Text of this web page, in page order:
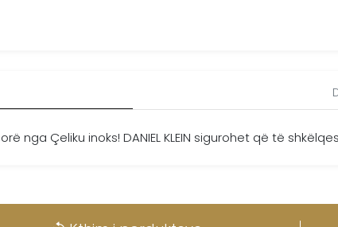
nga Çeliku inoks! DANIEL KLEIN sigurohet që të